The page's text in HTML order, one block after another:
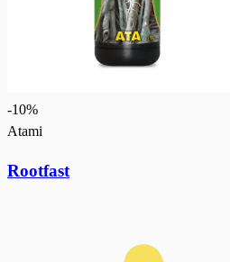
-10%
Atami
Rootfast